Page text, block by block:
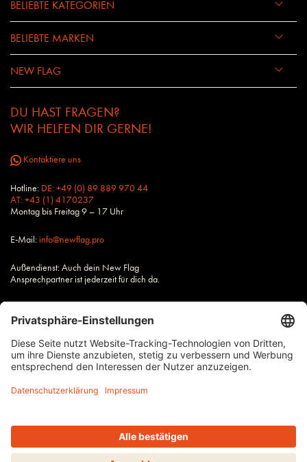
BELIEBTE KATEGORIEN
BELIEBTE MARKEN
NEW FLAG
DU HAST FRAGEN?
WIR HELFEN DIR GERNE!
Kontaktiere uns
Hotline: DE: +49 (0) 89 889 970 44
AT: +43 (1) 4170237
Montag bis Freitag 9 – 17 Uhr
E-Mail:info@newflag.pro
Außendienst: Auch dein New Flag
Ansprechpartner ist jederzeit für dich da.
Alle Preise zzgl. Steuern und Versandkosten, wenn nicht anders
beschrieben.
Datenschutz